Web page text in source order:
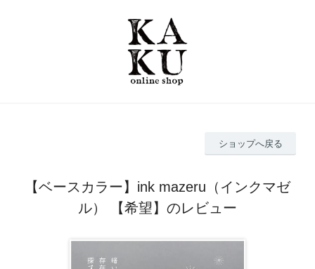
ショップへ戻る
【ベースカラー】ink mazeru（インクマゼ
ル） 【希望】のレビュー